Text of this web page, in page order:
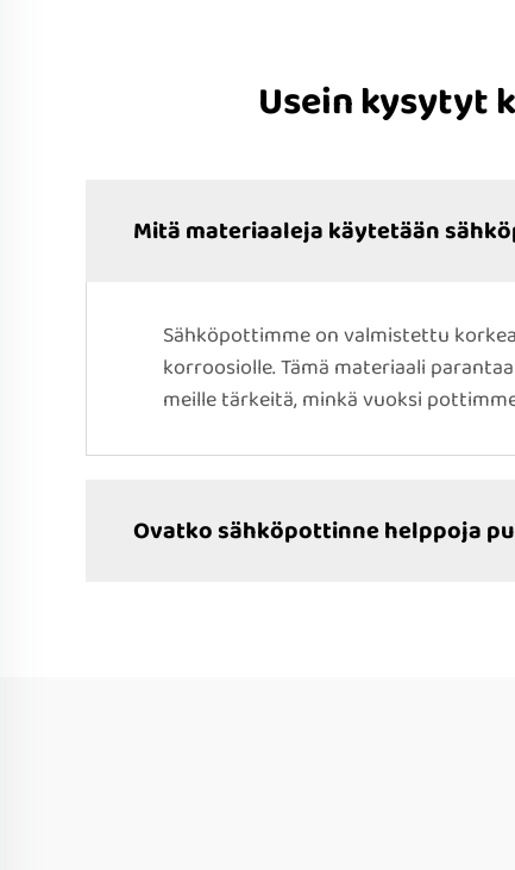
Usein kysytyt
Mitä materiaaleja käytetään
Sähköpottimme on valmistettu
korroosiolle. Tämä materiaali
meille tärkeitä, minkä vuoksi
Ovatko sähköpottinne helppoja